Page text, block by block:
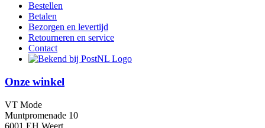
Bestellen
Betalen
Bezorgen en levertijd
Retourneren en service
Contact
Onze winkel
VT Mode
Muntpromenade 10
6001 EH Weert